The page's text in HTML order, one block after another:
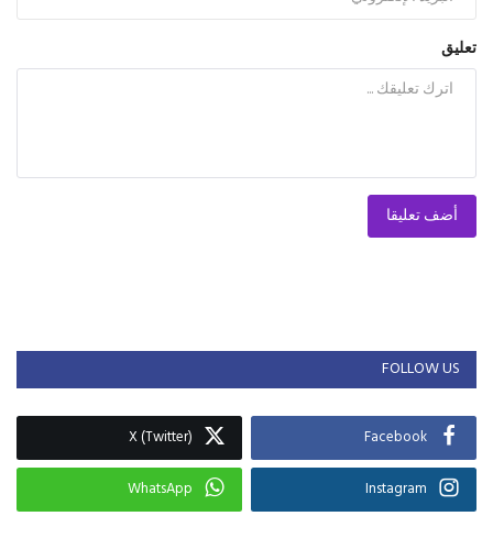
تعليق
أضف تعليقا
FOLLOW US
Facebook
X (Twitter)
Instagram
WhatsApp